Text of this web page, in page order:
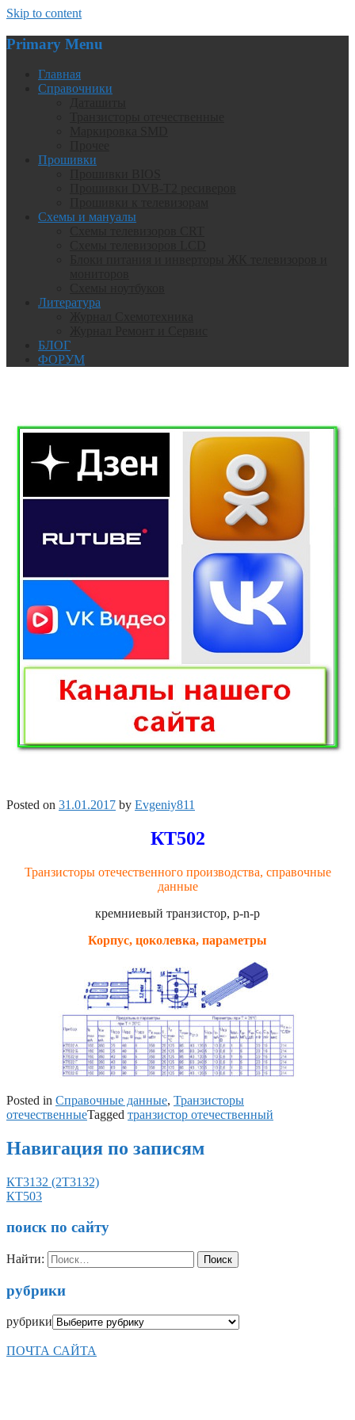
Skip to content
Primary Menu
Главная
Справочники
Прошивки
Схемы и мануалы
Литература
БЛОГ
ФОРУМ
Posted on 31.01.2017 by Evgeniy811
КТ502
Транзисторы отечественного производства, справочные
данные
кремниевый транзистор, p-n-p
Корпус, цоколевка, параметры
Posted in Справочные данные, Транзисторы
отечественныеTagged транзистор отечественный
Навигация по записям
КТ3132 (2Т3132)
КТ503
поиск по сайту
Найти:
рубрики
рубрики
ПОЧТА САЙТА